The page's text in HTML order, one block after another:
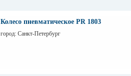
Колесо пневматическое PR 1803
город: Санкт-Петербург